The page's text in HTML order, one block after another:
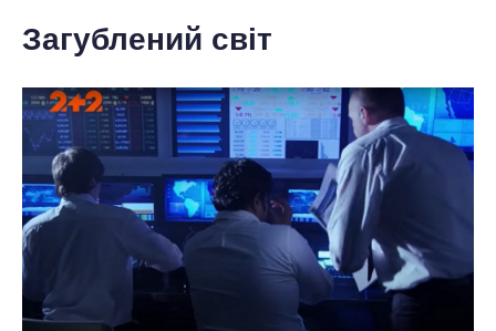
Загублений світ